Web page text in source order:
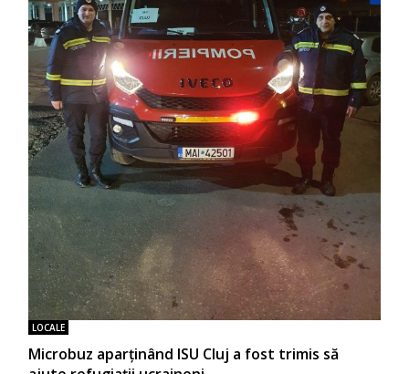
LOCALE
Microbuz aparținând ISU Cluj a fost trimis să